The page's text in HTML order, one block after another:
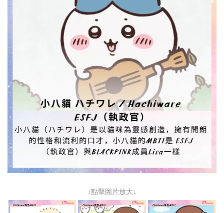
↓點擊圖片放大↓